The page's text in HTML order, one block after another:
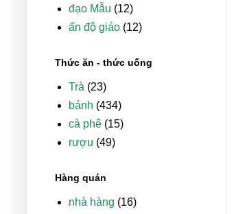
đạo Mẫu (12)
ấn độ giáo (12)
Thức ăn - thức uống
Trà (23)
bánh (434)
cà phê (15)
rượu (49)
Hàng quán
nhà hàng (16)